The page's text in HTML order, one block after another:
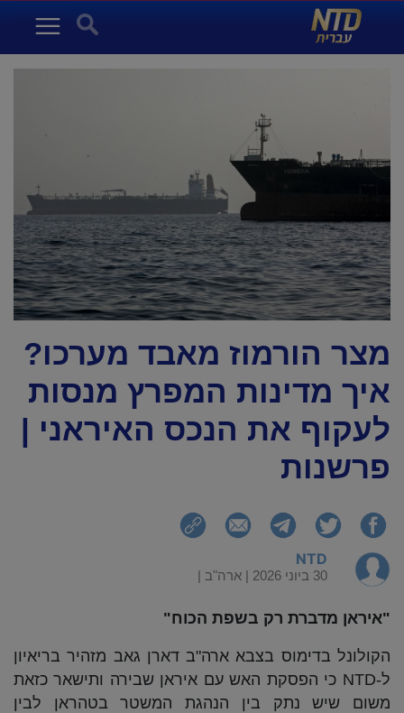
Menu
Search for: NTD עברית
מצר הורמוז מאבד מערכו?
איך מדינות המפרץ מנסות
לעקוף את הנכס האיראני |
פרשנות
NTD
30 ביוני 2026 | | ארה"ב
"איראן מדברת רק בשפת הכוח"
הקולונל בדימוס בצבא ארה"ב דארן גאב מזהיר בריאיון
ל-NTD כי הפסקת האש עם איראן שבירה ותישאר כזאת
משום שיש נתק בין הנהגת המשטר בטהראן לבין